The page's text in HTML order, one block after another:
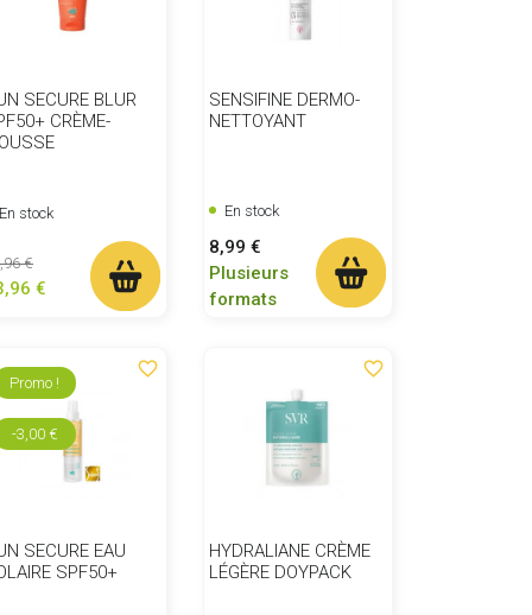
SECURE BLUR
CRÈME-
En stock
de base
€Prix
€
SENSIFINE DERMO-
NETTOYANT
En stock
Prix
8,99 €
Plusieurs
formats
favorite_border
SECURE EAU
SPF50+
Promo !
-3,00 €
favorite_border
HYDRALIANE CRÈME
LÉGÈRE DOYPACK